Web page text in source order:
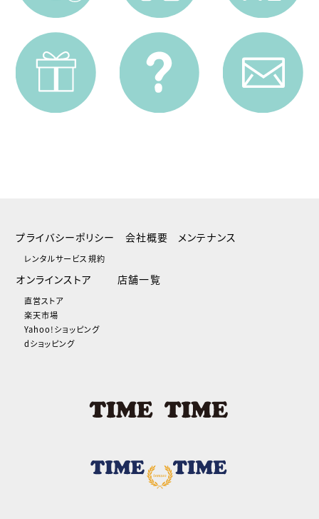
プライバシーポリシー
レンタルサービス規約
会社概要 メンテナンス
オンラインストア
直営ストア
楽天市場
Yahoo!ショッピング
dショッピング
店舗一覧